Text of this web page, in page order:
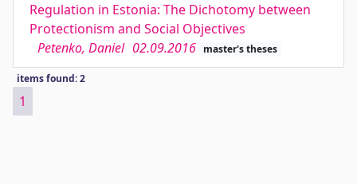
Regulation in Estonia: The Dichotomy between
Protectionism and Social Objectives
Petenko, Daniel 02.09.2016 master's theses
items found: 2
1